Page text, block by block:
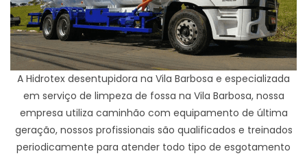
A Hidrotex desentupidora na Vila Barbosa e especializada
em serviço de limpeza de fossa na Vila Barbosa, nossa
empresa utiliza caminhão com equipamento de última
geração, nossos profissionais são qualificados e treinados
periodicamente para atender todo tipo de esgotamento